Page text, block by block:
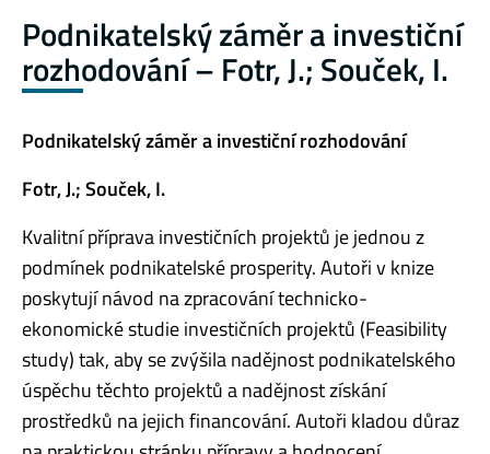
Podnikatelský záměr a investiční
rozhodování – Fotr, J.; Souček, I.
Podnikatelský záměr a investiční rozhodování
Fotr, J.; Souček, I.
Kvalitní příprava investičních projektů je jednou z
podmínek podnikatelské prosperity. Autoři v knize
poskytují návod na zpracování technicko-
ekonomické studie investičních projektů (Feasibility
study) tak, aby se zvýšila nadějnost podnikatelského
úspěchu těchto projektů a nadějnost získání
prostředků na jejich financování. Autoři kladou důraz